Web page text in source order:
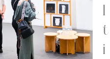
l
t
i